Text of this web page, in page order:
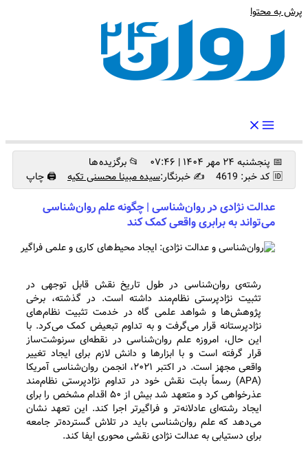
پرش به محتوا
📅 پنجشنبه ۲۴ مهر ۱۴۰۴ | ۰۷:۴۶
📂 برگزیده ها
🆔 کد خبر: 4619
✍️ خبرنگار:سیده مبینا محسنی تکیه 🖨 چاپ
عدالت نژادی در روان‌شناسی | چگونه علم روان‌شناسی
می‌تواند به برابری واقعی کمک کند
رشته‌ی روان‌شناسی در طول تاریخ نقش قابل توجهی در
تثبیت نژادپرستی نظام‌مند داشته است. در گذشته، برخی
پژوهش‌ها و شواهد علمی گاه در خدمت تثبیت نظام‌های
نژادپرستانه قرار می‌گرفت و به تداوم تبعیض کمک می‌کرد. با
این حال، امروزه علم روان‌شناسی در نقطه‌ای سرنوشت‌ساز
قرار گرفته است و با ابزارها و دانش لازم برای ایجاد تغییر
واقعی مجهز است. در اکتبر ۲۰۲۱، انجمن روان‌شناسی آمریکا
(APA) رسماً بابت نقش خود در تداوم نژادپرستی نظام‌مند
عذرخواهی کرد و متعهد شد بیش از ۵۰ اقدام مشخص را برای
ایجاد رشته‌ای عادلانه‌تر و فراگیرتر اجرا کند. این تعهد نشان
می‌دهد که علم روان‌شناسی باید در تلاش گسترده‌تر جامعه
برای دستیابی به عدالت نژادی نقشی محوری ایفا کند.